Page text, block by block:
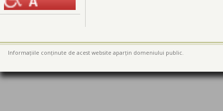
Informațiile conținute de acest website aparțin domeniului public.